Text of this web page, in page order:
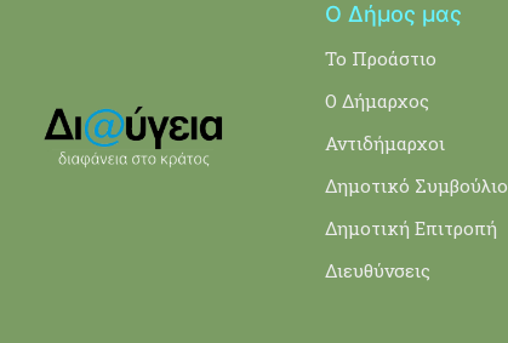
Ο Δήμος μας
Το Προάστιο
Ο Δήμαρχος
Αντιδήμαρχοι
Δημοτικό Συμβούλιο
Δημοτική Επιτροπή
Διευθύνσεις